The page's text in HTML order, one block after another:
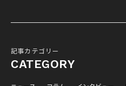
記事カテゴリー
CATEGORY